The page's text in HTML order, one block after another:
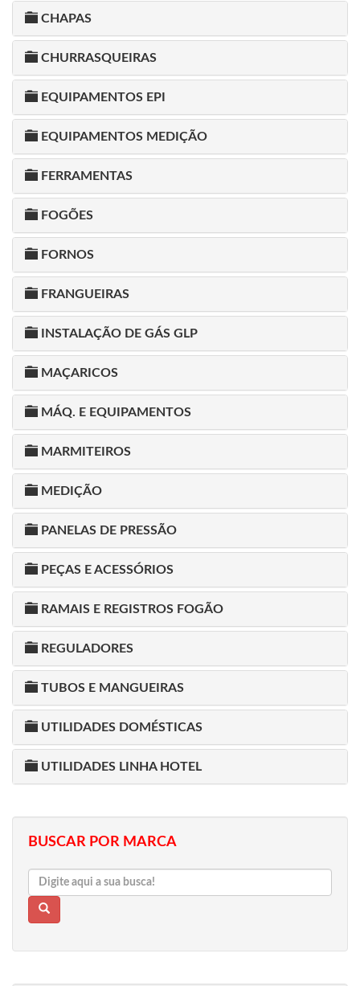
CHAPAS
CHURRASQUEIRAS
EQUIPAMENTOS EPI
EQUIPAMENTOS MEDIÇÃO
FERRAMENTAS
FOGÕES
FORNOS
FRANGUEIRAS
INSTALAÇÃO DE GÁS GLP
MAÇARICOS
MÁQ. E EQUIPAMENTOS
MARMITEIROS
MEDIÇÃO
PANELAS DE PRESSÃO
PEÇAS E ACESSÓRIOS
RAMAIS E REGISTROS FOGÃO
REGULADORES
TUBOS E MANGUEIRAS
UTILIDADES DOMÉSTICAS
UTILIDADES LINHA HOTEL
BUSCAR POR MARCA